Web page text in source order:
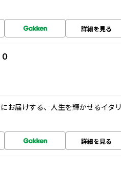
詳細を見る
お届けする、人生を輝かせるイタリ
詳細を見る